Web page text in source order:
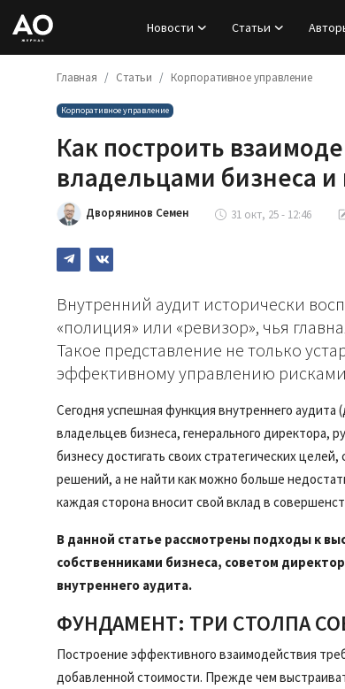
Новости Статьи
Регистрация
Статьи
База знаний
Подписка
Главная Статьи Корпоративное управление
Корпоративное управление
Как построить
владельцами бизнеса
Дворянинов Семен 31 окт, 25 - 12:46
Внутренний аудит исторически
«полиция» или «ревизор», чья
Такое представление не только
эффективному управлению
Сегодня успешная функция внутреннего
владельцев бизнеса, генерального директора,
бизнесу достигать своих стратегических
решений, а не найти как можно больше
каждая сторона вносит свой вклад в
В данной статье рассмотрены подходы к
собственниками бизнеса, советом
внутреннего аудита.
ФУНДАМЕНТ: ТРИ СТОЛПА
Построение эффективного взаимодействия
добавленной стоимости. Прежде чем